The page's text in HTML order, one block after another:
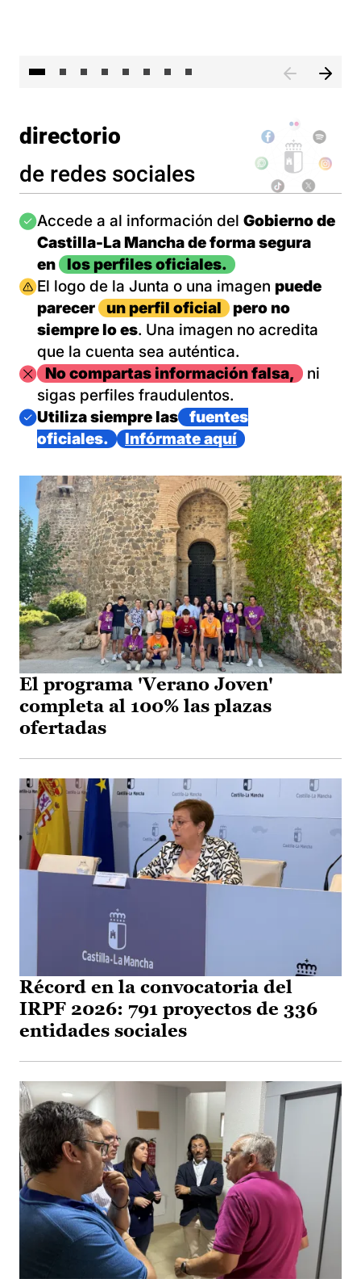
directorio
de redes sociales
Imagen
Accede a al información del Gobierno de
Castilla-La Mancha de forma segura
en
los perfiles oficiales.
Imagen
El logo de la Junta o una imagen puede
parecer
un perfil oficial
pero no
siempre lo es. Una imagen no acredita
que la cuenta sea auténtica.
ImagenNo compartas información falsa,
ni
sigas perfiles fraudulentos.
Imagen
Utiliza siempre las
fuentes
oficiales.
Infórmate aquí
El programa 'Verano Joven'
completa al 100% las plazas
ofertadas
Récord en la convocatoria del
IRPF 2026: 791 proyectos de 336
entidades sociales